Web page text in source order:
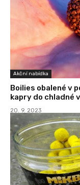
Akční nabídka
Boilies obalené v
kapry do chladné
20. 9. 2023